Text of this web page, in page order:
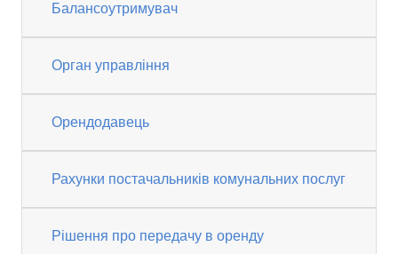
Балансоутримувач
Орган управління
Орендодавець
Рахунки постачальників комунальних послуг
Рішення про передачу в оренду